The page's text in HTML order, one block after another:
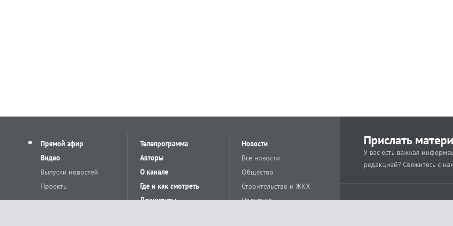
Прямой эфир
Видео
Выпуски новостей
Проекты
Телепрограмма
Авторы
О канале
Где и как смотреть
Документы
Новости
Все новости
Общество
Строительство и ЖКХ
Политика
Прислать
У вас есть важная
редакцией? Свяжитесь с